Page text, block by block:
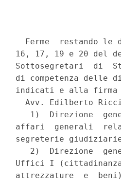
Ferme  restando le
16, 17, 19 e 20 del
Sottosegretari  di
di competenza
indicati e alla firma
Avv. Edilberto
1)  Direzione
affari  generali
segreterie
2)  Direzione
Uffici I
attrezzature  e